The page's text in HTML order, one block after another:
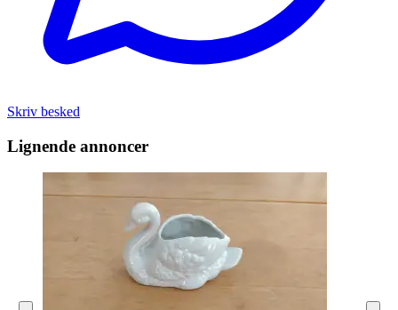
Skriv besked
Lignende annoncer